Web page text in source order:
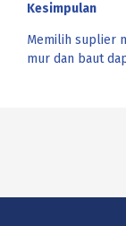
Kesimpulan
Memilih suplier
mur dan baut